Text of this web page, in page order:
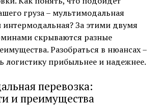
груза – мультимодальная
интермодальная? За этими двумя
скрываются разные
Разобраться в нюансах –
логистику прибыльнее и надежнее.
перевозка:
и преимущества